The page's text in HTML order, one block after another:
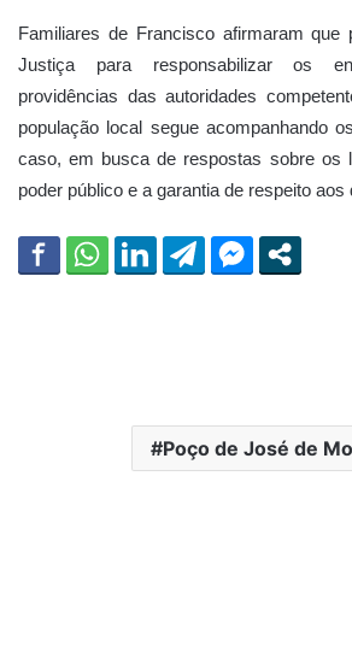
Familiares de Francisco afirmaram que
Justiça para responsabilizar os
providências das autoridades
população local segue acompanhando
caso, em busca de respostas sobre os
poder público e a garantia de respeito aos
Poço de José de